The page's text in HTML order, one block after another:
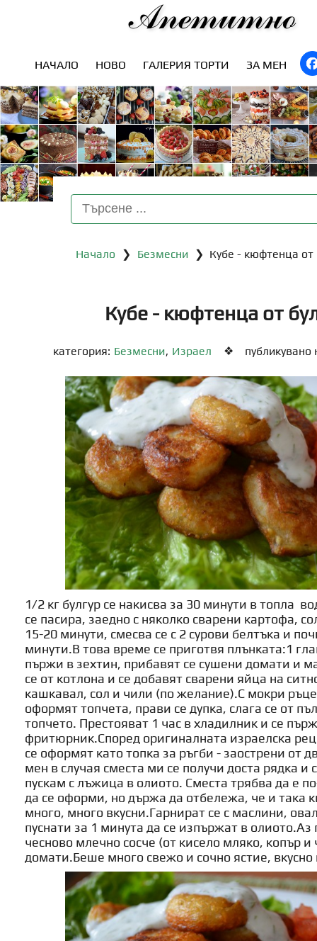
Апетитно
НАЧАЛО НОВО ГАЛЕРИЯ ТОРТИ ЗА МЕН
Начало ❯ Безмесни ❯ Кубе - кюфтенца от
Кубе - кюфтенца от
категория: Безмесни, Израел ❖ публикувано
1/2 кг булгур се накисва за 30 минути в топла
се пасира, заедно с няколко сварени картофа,
15-20 минути, смесва се с 2 сурови белтъка и
минути.В това време се приготвя плънката:1
пържи в зехтин, прибавят се сушени домати и
се от котлона и се добавят сварени яйца на
кашкавал, сол и чили (по желание).С мокри ръце
оформят топчета, прави се дупка, слага се от
топчето. Престояват 1 час в хладилник и се
фритюрник.Според оригиналната израелска
се оформят като топка за ръгби - заострени от
мен в случая сместа ми се получи доста рядка и
пускам с лъжица в олиото. Сместа трябва да е
да се оформи, но държа да отбележа, че и така
много, много вкусни.Гарнират се с маслини,
пуснати за 1 минута да се изпържат в олиото.Аз
чесново млечно сосче (от кисело мляко, копър и
домати.Беше много свежо и сочно ястие, вкусно